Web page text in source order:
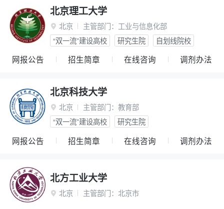
北京理工大学
 北京 主管部门： 工业与信息化部
“双一流”建设高校
研究生院 自划线院校
网报公告 招生简章 在线咨询 调剂办法
北京科技大学
 北京 主管部门： 教育部
“双一流”建设高校
研究生院
网报公告 招生简章 在线咨询 调剂办法
北方工业大学
 北京 主管部门： 北京市